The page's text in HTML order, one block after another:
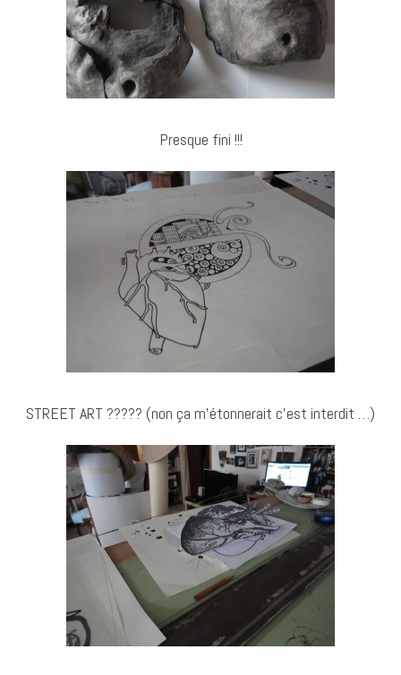
Presque fini !!!
STREET ART ????? (non ça m’étonnerait c’est interdit …)